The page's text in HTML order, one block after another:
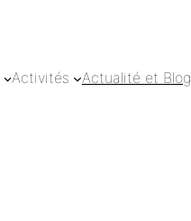
Activités Actualité et Blog